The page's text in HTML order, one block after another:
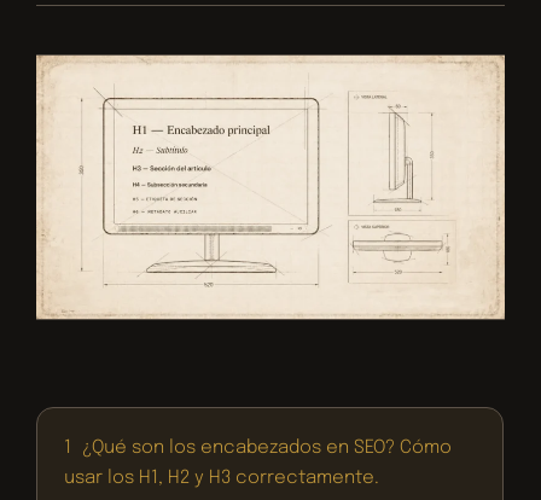
1
¿Qué son los encabezados en SEO? Cómo
usar los H1, H2 y H3 correctamente.